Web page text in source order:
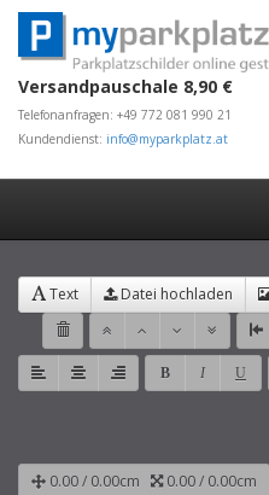
Versandpauschale 8,90 €
Telefonanfragen: +49 772 081 990 21
Kundendienst: info@myparkplatz.at
Text Datei hochladen
B I U
0.00/ 0.00 0.00/ 0.00cm